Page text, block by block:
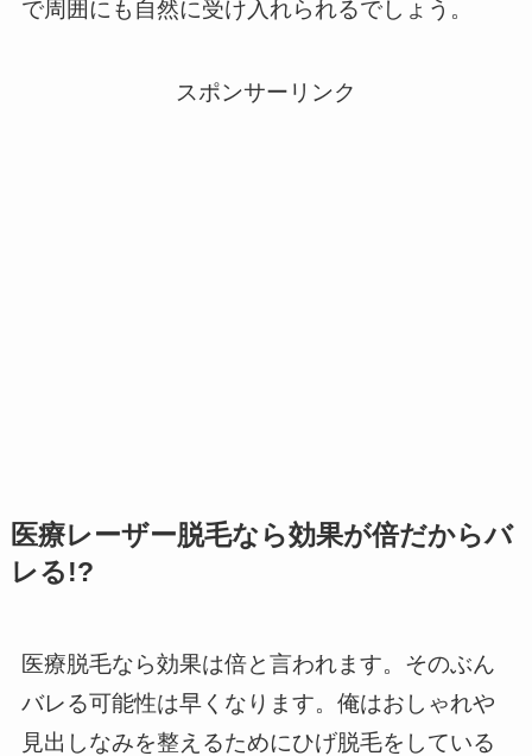
で周囲にも自然に受け入れられるでしょう。
スポンサーリンク
医療レーザー脱毛なら効果が倍だからバ
レる!?
医療脱毛なら効果は倍と言われます。そのぶん
バレる可能性は早くなります。俺はおしゃれや
見出しなみを整えるためにひげ脱毛をしている